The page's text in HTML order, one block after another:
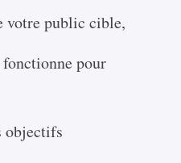
votre public cible,
pour
objectifs